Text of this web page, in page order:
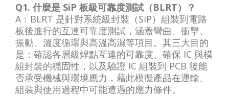
Q1. 什麼是 SiP 板級可靠度測試（BLRT）？
A：BLRT 是針對系統級封裝（SiP）組裝到電路
板後進行的互連可靠度測試，涵蓋彎曲、衝擊、
振動、溫度循環與高溫高濕等項目。其三大目的
是：確認各層級焊點互連的可靠度、確保 IC 與模
組封裝的穩固性，以及驗證 IC 組裝到 PCB 後能
否承受機械與環境應力，藉此模擬產品在運輸、
組裝與使用過程中可能遭遇的應力條件。